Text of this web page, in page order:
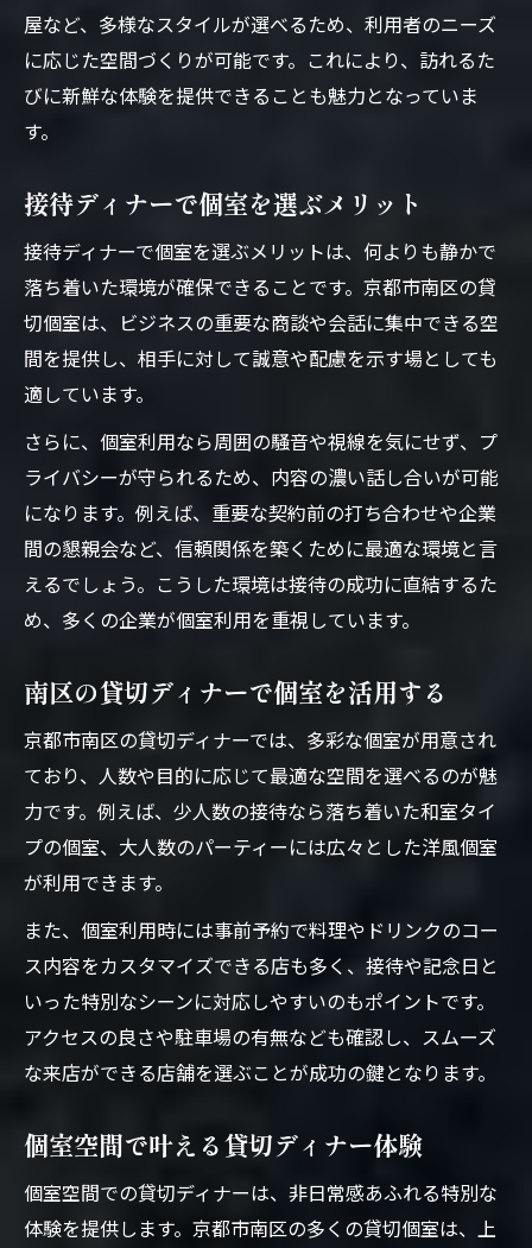
屋など、多様なスタイルが選べるため、利用者のニーズ
に応じた空間づくりが可能です。これにより、訪れるた
びに新鮮な体験を提供できることも魅力となっていま
す。
接待ディナーで個室を選ぶメリット
接待ディナーで個室を選ぶメリットは、何よりも静かで
落ち着いた環境が確保できることです。京都市南区の貸
切個室は、ビジネスの重要な商談や会話に集中できる空
間を提供し、相手に対して誠意や配慮を示す場としても
適しています。
さらに、個室利用なら周囲の騒音や視線を気にせず、プ
ライバシーが守られるため、内容の濃い話し合いが可能
になります。例えば、重要な契約前の打ち合わせや企業
間の懇親会など、信頼関係を築くために最適な環境と言
えるでしょう。こうした環境は接待の成功に直結するた
め、多くの企業が個室利用を重視しています。
南区の貸切ディナーで個室を活用する
京都市南区の貸切ディナーでは、多彩な個室が用意され
ており、人数や目的に応じて最適な空間を選べるのが魅
力です。例えば、少人数の接待なら落ち着いた和室タイ
プの個室、大人数のパーティーには広々とした洋風個室
が利用できます。
また、個室利用時には事前予約で料理やドリンクのコー
ス内容をカスタマイズできる店も多く、接待や記念日と
いった特別なシーンに対応しやすいのもポイントです。
アクセスの良さや駐車場の有無なども確認し、スムーズ
な来店ができる店舗を選ぶことが成功の鍵となります。
個室空間で叶える貸切ディナー体験
個室空間での貸切ディナーは、非日常感あふれる特別な
体験を提供します。京都市南区の多くの貸切個室は、上